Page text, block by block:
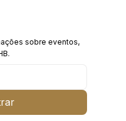
sobre eventos,